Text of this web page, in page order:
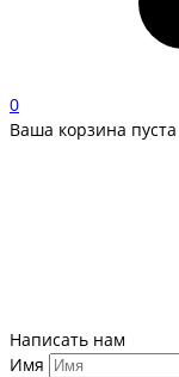
0
Ваша корзина пуста
Написать нам
Имя